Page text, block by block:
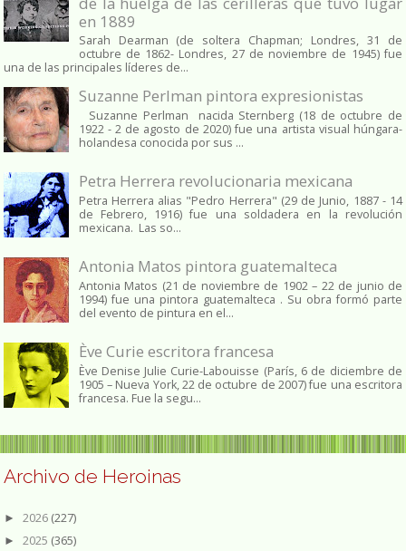
en 1889
Sarah Dearman (de soltera Chapman; Londres, 31 de
octubre de 1862​- Londres, 27 de noviembre de 1945)​ fue
una de las principales líderes de...
Suzanne Perlman pintora expresionistas
Suzanne Perlman nacida Sternberg (18 de octubre de
1922 - 2 de agosto de 2020) fue una artista visual húngara-
holandesa conocida por sus ...
Petra Herrera revolucionaria mexicana
Petra Herrera alias "Pedro Herrera" (29 de Junio, 1887 - 14
de Febrero, 1916) fue una soldadera en la revolución
mexicana. Las so...
Antonia Matos pintora guatemalteca
Antonia Matos (21 de noviembre de 1902 – 22 de junio de
1994) fue una pintora guatemalteca . Su obra formó parte
del evento de pintura en el...
Ève Curie escritora francesa
Ève Denise Julie Curie-Labouisse (París, 6 de diciembre de
1905 – Nueva York, 22 de octubre de 2007) fue una escritora
francesa. Fue la segu...
Archivo de Heroinas
► 2026 (227)
► 2025 (365)